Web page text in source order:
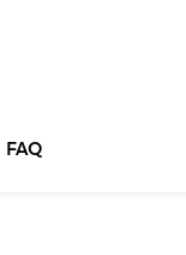
FAQ